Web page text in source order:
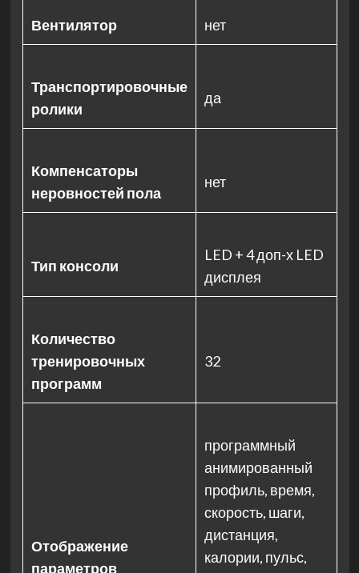
Вентилятор нет
Транспортировочные
ролики
да
Компенсаторы
неровностей пола
нет
Тип консоли
LED + 4 доп-х LED
дисплея
Количество
тренировочных
программ
32
Отображение
параметров
программный
анимированный
профиль, время,
скорость, шаги,
дистанция,
калории, пульс,